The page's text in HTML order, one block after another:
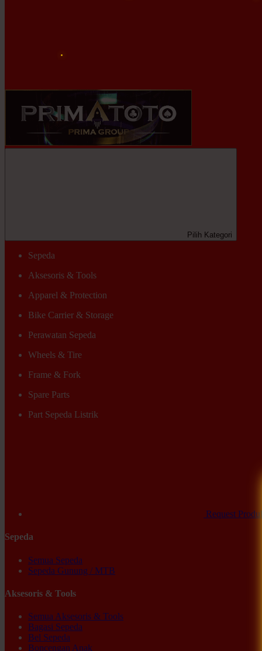
Pilih Kategori
Sepeda
Aksesoris & Tools
Apparel & Protection
Bike Carrier & Storage
Perawatan Sepeda
Wheels & Tire
Frame & Fork
Spare Parts
Part Sepeda Listrik
Request
Sepeda
Semua Sepeda
Sepeda Gunung / MTB
Aksesoris & Tools
Semua Aksesoris & Tools
Bagasi Sepeda
Bel Sepeda
Boncengan Anak